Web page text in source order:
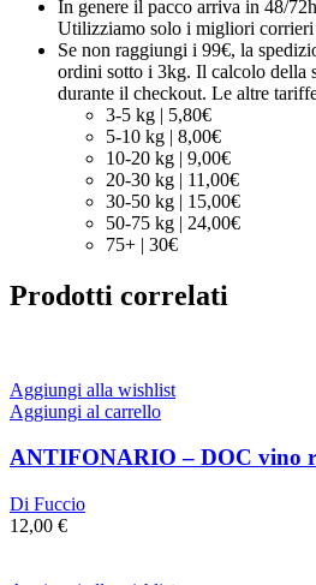
In genere il pacco arriva in 48/
Utilizziamo solo i migliori corrieri
Se non raggiungi i 99€, la
ordini sotto i 3kg. Il calcolo della
durante il checkout. Le altre
3-5 kg | 5,80€
5-10 kg | 8,00€
10-20 kg | 9,00€
20-30 kg | 11,00€
30-50 kg | 15,00€
50-75 kg | 24,00€
75+ | 30€
Prodotti correlati
Aggiungi alla wishlist
Aggiungi al carrello
ANTIFONARIO – DOC vino
Di Fuccio
12,00 €